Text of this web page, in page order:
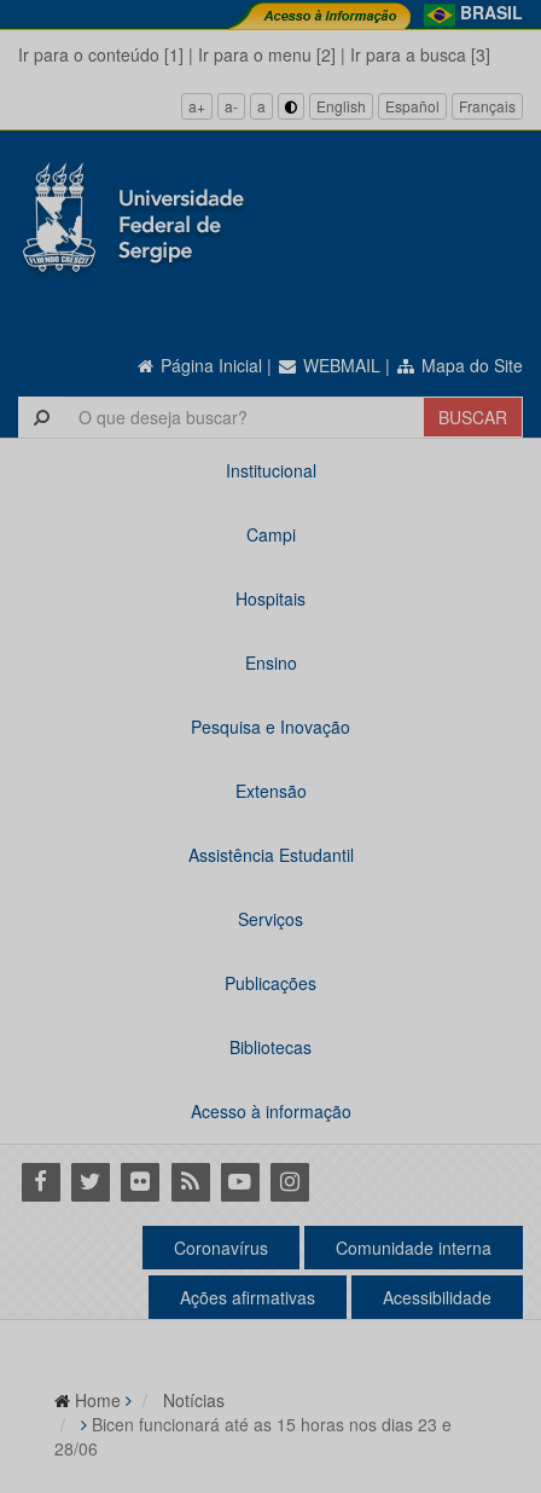
BRASIL
Ir para o conteúdo [1] | Ir para o menu [2] | Ir para a busca [3]
a+ a- a English Español Français
Página Inicial | WEBMAIL | Mapa do Site
Institucional
Campi
Hospitais
Ensino
Pesquisa e Inovação
Extensão
Assistência Estudantil
Serviços
Publicações
Bibliotecas
Acesso à informação
Facebook
Twitter Flickr RSS YoutubeInstagram
Coronavírus Comunidade interna
Ações afirmativas Acessibilidade
Home
Notícias
Bicen funcionará até as 15 horas nos dias 23 e
28/06